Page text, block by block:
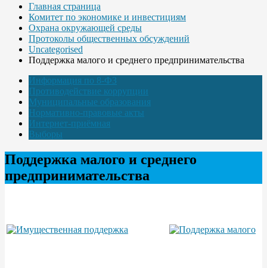
Главная страница
Комитет по экономике и инвестициям
Охрана окружающей среды
Протоколы общественных обсуждений
Uncategorised
Поддержка малого и среднего предпринимательства
Информация по 8-ФЗ
Противодействие коррупции
Муниципальные образования
Нормативно-правовые акты
Интернет-приёмная
Выборы
Поддержка малого и среднего
предпринимательства